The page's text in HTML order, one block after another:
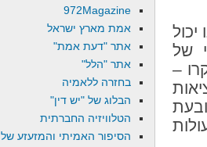
של
–
972Magazine
אמת מארץ ישראל
אתר "דעת אמת"
אתר "הלל"
בחזרה ללאמיה
הבלוג של "יש דין"
הטלוויזיה החברתית
הסיפור האמיתי והמזעזע של